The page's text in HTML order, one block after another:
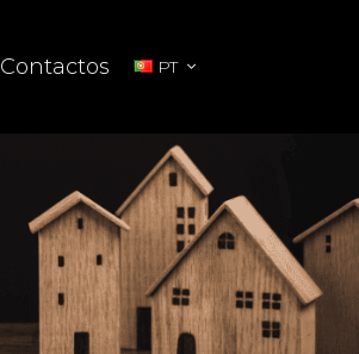
Contactos PT